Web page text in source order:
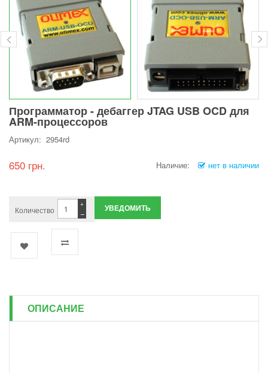
Программатор - дебаггер JTAG USB OCD для
ARM-процессоров
Артикул: 2954rd
650 грн. Наличие: нет в наличии
Количество −
+ УВЕДОМИТЬ
ОПИСАНИЕ